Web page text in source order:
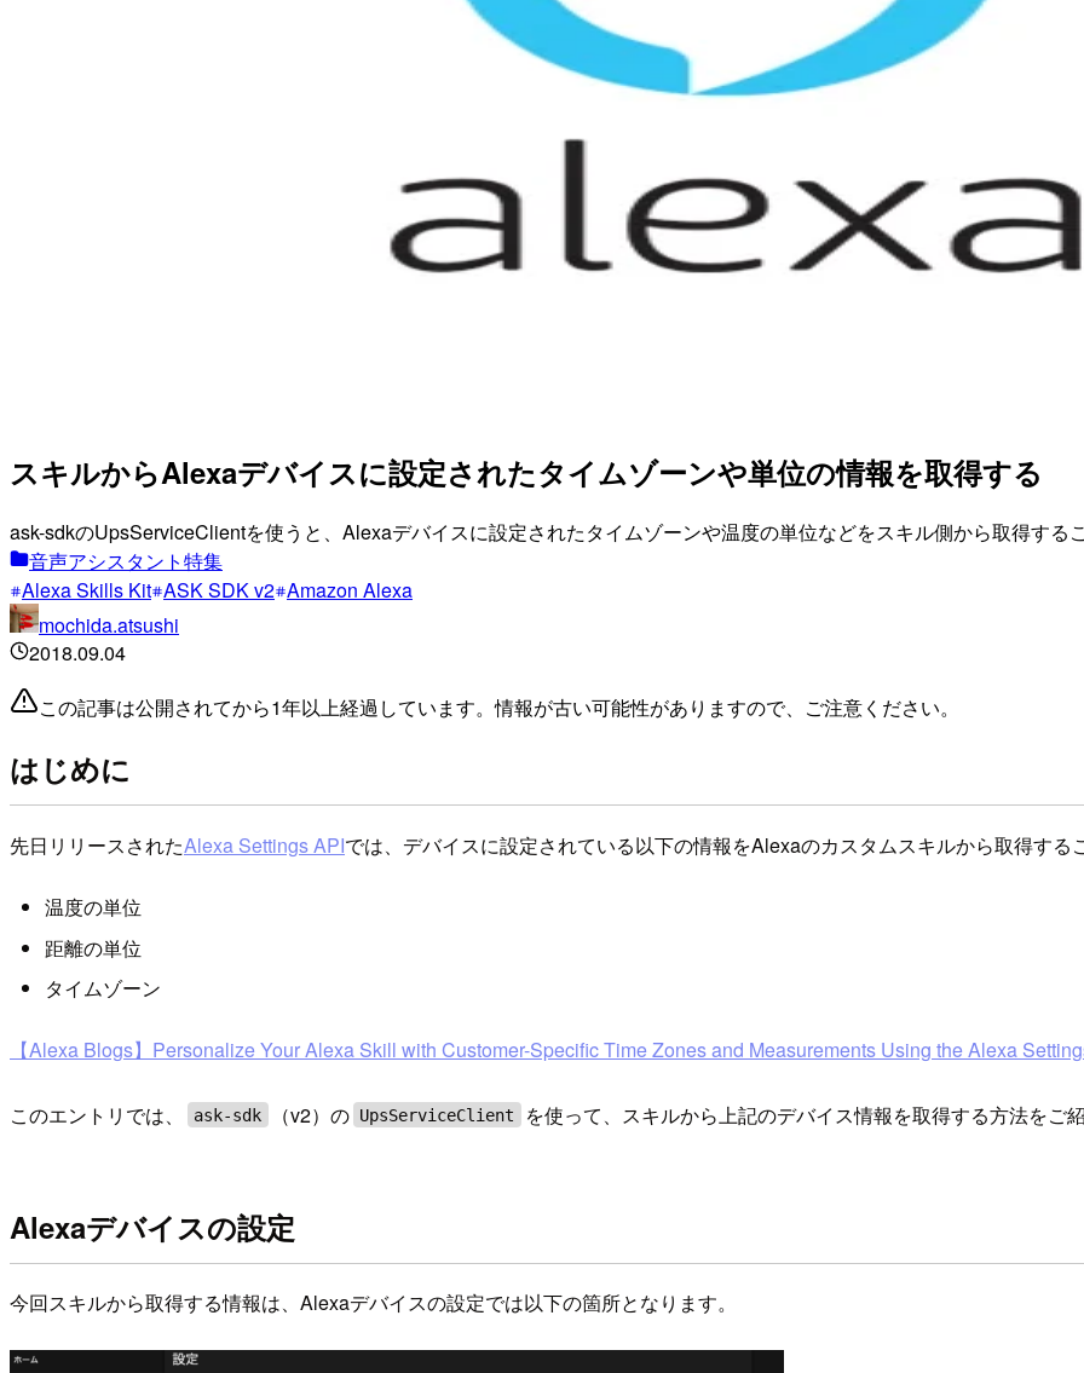
スキルからAlexaデバイスに設定されたタイムゾーンや単位の情報を取得する
ask-sdkのUpsServiceClientを使うと、Alexaデバイスに設定されたタイムゾーンや温度の単位などをスキル側から取得する
音声アシスタント特集
Alexa Skills Kit ASK SDK v2 Amazon Alexa
mochida.atsushi
2018.09.04
この記事は公開されてから1年以上経過しています。情報が古い可能性がありますので、ご注意ください。
はじめに
先日リリースされたAlexa Settings APIでは、デバイスに設定されている以下の情報をAlexaのカスタムスキルから取得する
温度の単位
距離の単位
タイムゾーン
【Alexa Blogs】Personalize Your Alexa Skill with Customer-Specific Time Zones and Measurements Using the Alexa
このエントリでは、 ask-sdk （v2）の UpsServiceClient を使って、スキルから上記のデバイス情報を取得する方法をご紹
Alexaデバイスの設定
今回スキルから取得する情報は、Alexaデバイスの設定では以下の箇所となります。